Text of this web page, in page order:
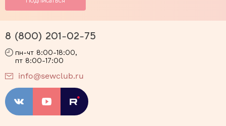
8 (800) 201-02-75
пн-чт 8:00-18:00,
пт 8:00-17:00
info@sewclub.ru